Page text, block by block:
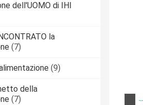
dell'UOMO di IHI
la
(7)
(9)
della
(7)